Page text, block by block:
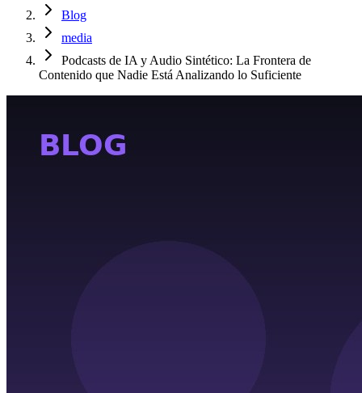
Blog
media
Podcasts de IA y Audio Sintético: La Frontera de
Contenido que Nadie Está Analizando lo Suficiente